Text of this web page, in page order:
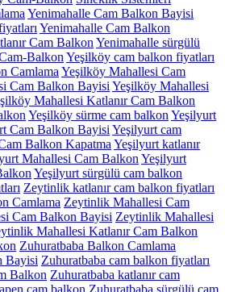
Yenimahalle Cam Balkon Bayisi
Yenimahalle Cam Balkon
Cam Balkon Yenimahalle sürgülü
Balkon Yeşilköy cam balkon fiyatları
Camlama Yeşilköy Mahallesi Cam
Cam Balkon Bayisi Yeşilköy Mahallesi
Mahallesi Katlanır Cam Balkon
Yeşilköy sürme cam balkon Yeşilyurt
Cam Balkon Bayisi Yeşilyurt cam
Balkon Kapatma Yeşilyurt katlanır
Mahallesi Cam Balkon Yeşilyurt
Yeşilyurt sürgülü cam balkon
Zeytinlik katlanır cam balkon fiyatları
Camlama Zeytinlik Mahallesi Cam
Cam Balkon Bayisi Zeytinlik Mahallesi
Mahallesi Katlanır Cam Balkon
Zuhuratbaba Balkon Camlama
Bayisi Zuhuratbaba cam balkon fiyatları
Balkon Zuhuratbaba katlanır cam
cam balkon Zuhuratbaba sürgülü cam